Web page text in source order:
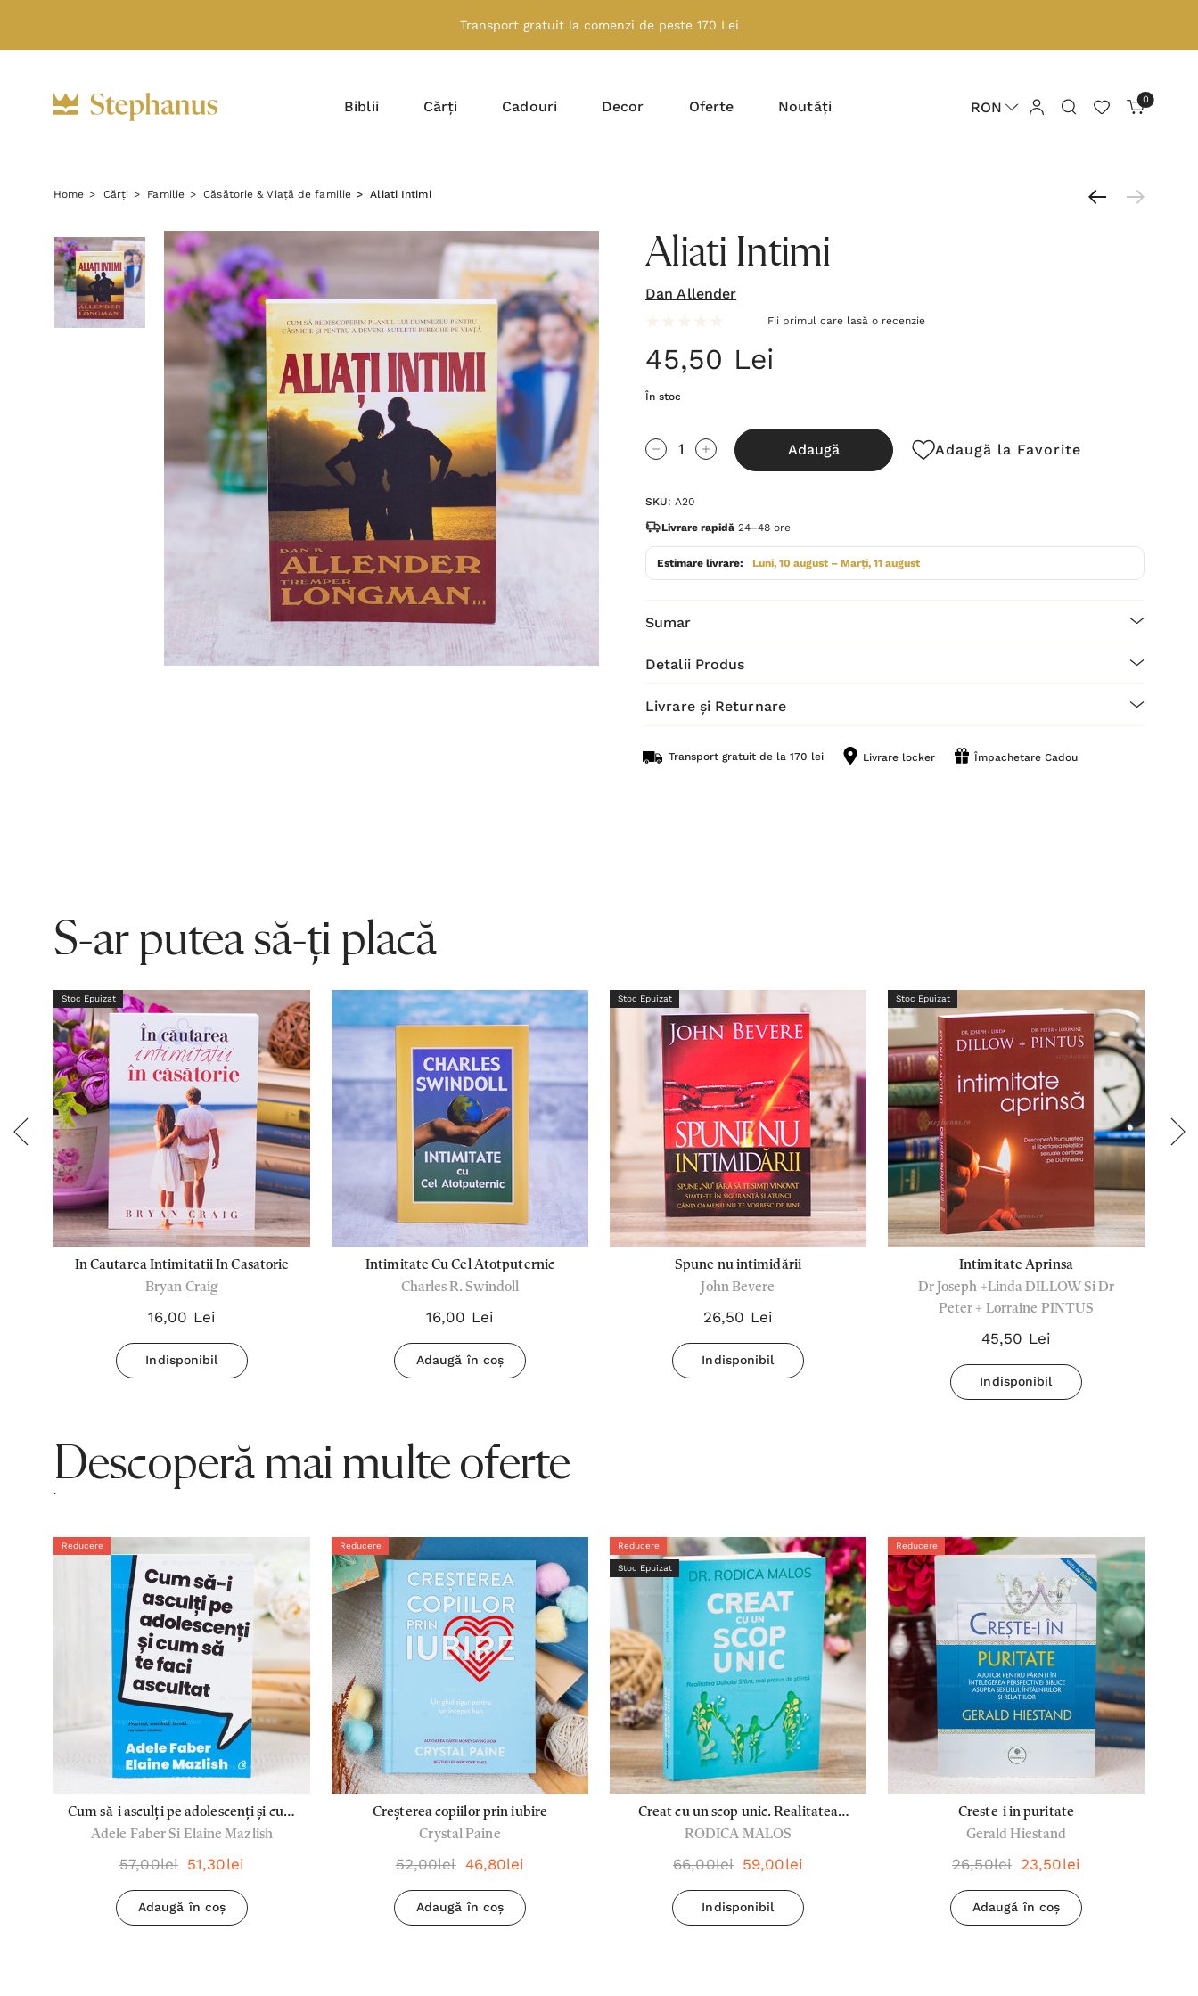
Transport gratuit la comenzi de peste 170 Lei
Biblii Cărți Cadouri Decor Oferte Noutăți RON 0
Home Cărți Familie Căsătorie & Viață de familie Aliati Intimi
Aliati Intimi
Dan Allender
Fii primul care lasă o recenzie
45,50 Lei
În stoc
Grăbește-
te!
curent
este:
Cantitate scăzută:Cantitate Crescută:
Adaugă Adaugă la Favorite
SKU: A20
Livrare rapidă 24–48 ore
Estimare livrare: Luni, 10 august – Marți, 11 august
Sumar
Detalii Produs
Livrare și Returnare
Transport gratuit de la 170 lei Livrare locker Împachetare Cadou
S-ar putea să-ți placă
Stoc Epuizat
In Cautarea Intimitatii In Casatorie
Bryan Craig
16,00 Lei
Indisponibil
Intimitate Cu Cel Atotputernic
Charles R. Swindoll
16,00 Lei
Adaugă în coș
Stoc Epuizat
Spune nu intimidării
John Bevere
26,50 Lei
Indisponibil
Stoc Epuizat
Intimitate Aprinsa
Dr Joseph +Linda DILLOW Si Dr
Peter + Lorraine PINTUS
45,50 Lei
Indisponibil
Descoperă mai multe oferte
.
Reducere
Cum să-i asculți pe adolescenți și cum
să te faci ascultat - Adele Faber si
Elaine Mazlish
Adele Faber Si Elaine Mazlish
57,00lei 51,30lei
Adaugă în coș
Reducere
Creșterea copiilor prin iubire
Crystal Paine
52,00lei 46,80lei
Adaugă în coș
Reducere
Stoc Epuizat
Creat cu un scop unic. Realitatea
Duhului Sfânt, mai presus de știință -
Dr. Rodica Malos
RODICA MALOS
66,00lei 59,00lei
Indisponibil
Reducere
Creste-i in puritate
Gerald Hiestand
26,50lei 23,50lei
Adaugă în coș